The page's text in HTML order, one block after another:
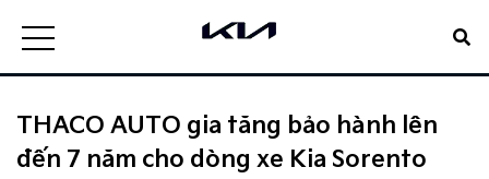
THACO AUTO gia tăng bảo hành lên
đến 7 năm cho dòng xe Kia Sorento